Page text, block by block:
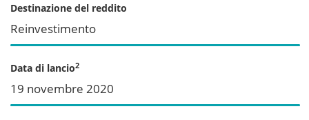
Destinazione del reddito
Reinvestimento
Data di lancio2
19 novembre 2020